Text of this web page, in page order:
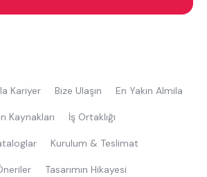
Kariyer Bize Ulaşın En Yakın Almila
Kaynakları İş Ortaklığı
Kurulum & Teslimat
Tasarımın Hikayesi